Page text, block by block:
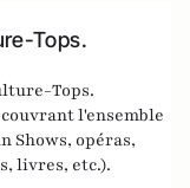
Tops.
Tops.
l'ensemble
Shows, opéras,
livres, etc.).